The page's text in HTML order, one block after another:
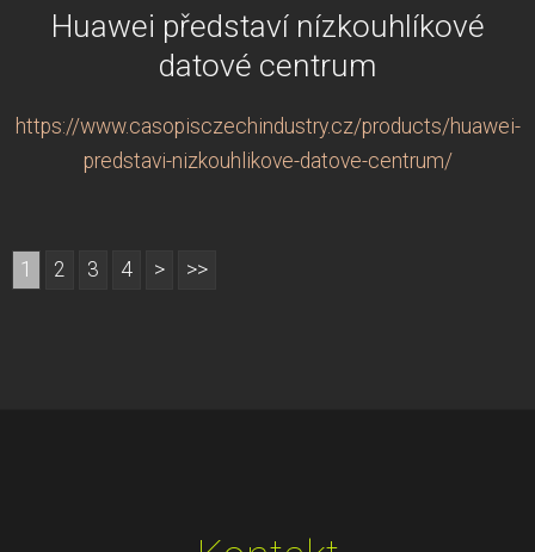
Huawei představí nízkouhlíkové
datové centrum
https://www.casopisczechindustry.cz/products/huawei-
predstavi-nizkouhlikove-datove-centrum/
1 2 3 4 > >>